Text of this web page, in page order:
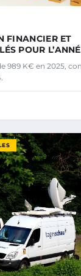
FINANCIER ET
POUR
989 K€ en 2025,